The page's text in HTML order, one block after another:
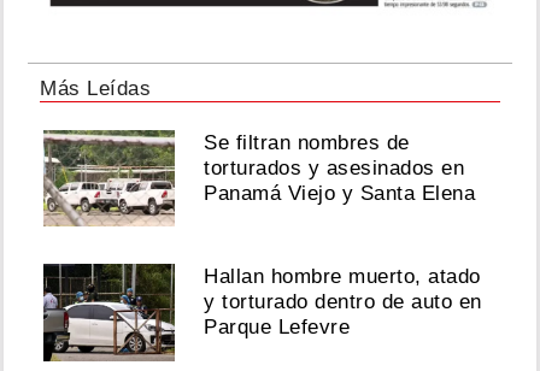
Más Leídas
Se filtran nombres de
torturados y asesinados en
Panamá Viejo y Santa Elena
Hallan hombre muerto, atado
y torturado dentro de auto en
Parque Lefevre